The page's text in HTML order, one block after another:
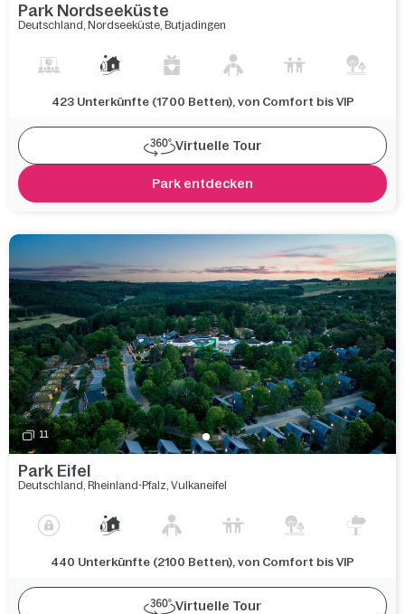
Park Nordseeküste
Deutschland Nordseeküste Butjadingen
423 Unterkünfte (1700 Betten), von Comfort bis VIP
Virtuelle Tour
Park entdecken
11
Park Eifel
Deutschland Rheinland-Pfalz Vulkaneifel
440 Unterkünfte (2100 Betten), von Comfort bis VIP
Virtuelle Tour